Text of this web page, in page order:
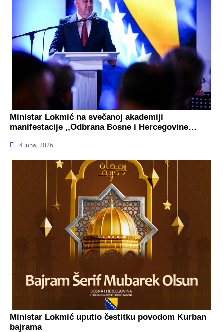
Ministar Lokmić na svečanoj akademiji
manifestacije ,,Odbrana Bosne i Hercegovine…
4 Juna, 2026
Ministar Lokmić uputio čestitku povodom Kurban
bajrama